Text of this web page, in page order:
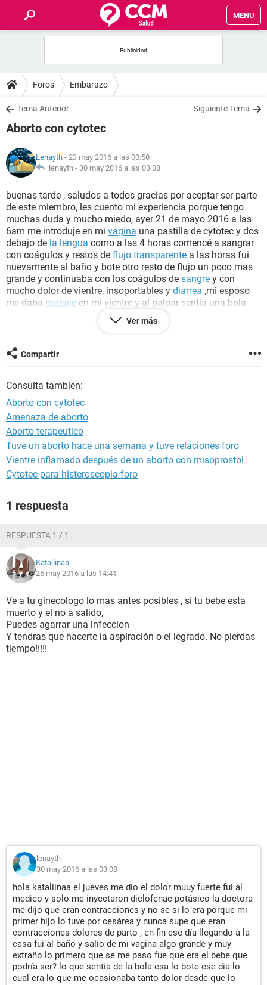
MENU
FOROS
SALUD
NUTRICIÓN
BIENESTAR
SEXUALIDAD
GLOSARIO
Foros Embarazo
Tema Anterior Siguiente Tema
Aborto con cytotec
Lenayth - 23 may 2016 a las 00:50
lenayth - 30 may 2016 a las 03:08
buenas tarde , saludos a todos gracias por aceptar ser parte
de este miembro, les cuento mi experiencia porque tengo
muchas duda y mucho miedo, ayer 21 de mayo 2016 a las
6am me introduje en mi vagina una pastilla de cytotec y dos
debajo de la lengua como a las 4 horas comencé a sangrar
con coágulos y restos de flujo transparente a las horas fui
nuevamente al baño y bote otro resto de flujo un poco mas
grande y continuaba con los coágulos de sangre y con
mucho dolor de vientre, insoportables y diarrea ,mi esposo
me daba masaje en mi vientre y al palpar sentía una bola
que el con cuidado me palpaba un poco fuerte y parecía una
manguera abierta me salia como agua con sangre, salí
y ya no se sentía nada apenas una mínima bolita, hoy 22 de
mayo 2016 no he sangrado como ayer me duche y me
bola siento que tiene como grumos y un agujerito, ¿Que sera
eso? ahorita tengo muchos colicos . necesito me ayuden por
favor que alguien responda con efectividad mis dudas,
millones de gracias.
Ver más
Compartir
Consulta también:
Aborto con cytotec
Amenaza de aborto
Aborto terapeutico
Tuve un aborto hace una semana y tuve relaciones foro
Vientre inflamado después de un aborto con misoprostol
Cytotec para histeroscopia foro
1 respuesta
RESPUESTA 1 / 1
Kataliinaa
25 may 2016 a las 14:41
Ve a tu ginecologo lo mas antes posibles , si tu bebe esta
muerto y el no a salido,
Puedes agarrar una infeccion
Y tendras que hacerte la aspiración o el legrado. No pierdas
tiempo!!!!!
lenayth
30 may 2016 a las 03:08
hola kataliinaa el jueves me dio el dolor muuy fuerte fui al
medico y solo me inyectaron diclofenac potásico la doctora
me dijo que eran contracciones y no se si lo era porque mi
primer hijo lo tuve por cesárea y nunca supe que eran
contracciones dolores de parto , en fin ese día llegando a la
casa fui al baño y salio de mi vagina algo grande y muy
extraño lo primero que se me paso fue que era el bebe que
podría ser? lo que sentia de la bola esa lo bote ese dia lo
cual era lo que me ocasionaba tanto dolor desde que lo